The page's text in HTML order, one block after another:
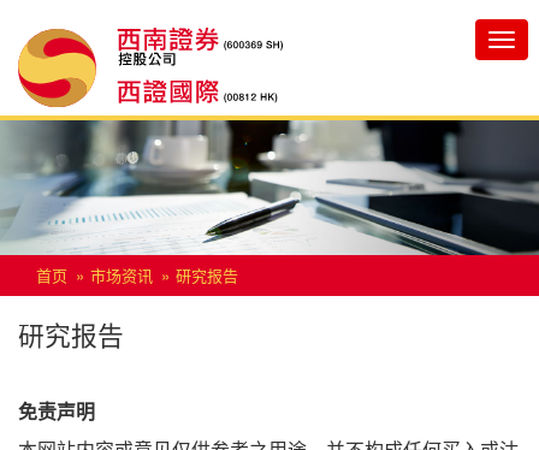
Toggle
首页 市场资讯 研究报告
研究报告
免责声明